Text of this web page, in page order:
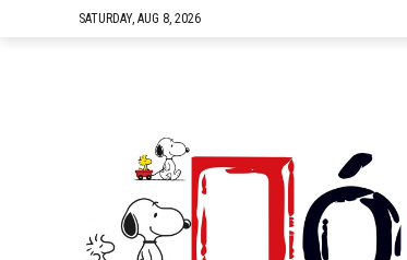
SATURDAY, AUG 8, 2026